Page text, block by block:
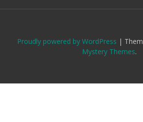
Proudly powered by WordPress |
Mystery Themes.